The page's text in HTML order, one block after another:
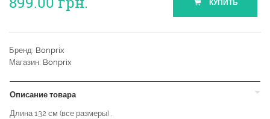
КУПИТЬ
Бренд: Bonprix
Магазин: Bonprix
Описание товара
Длина 132 см (все размеры) .